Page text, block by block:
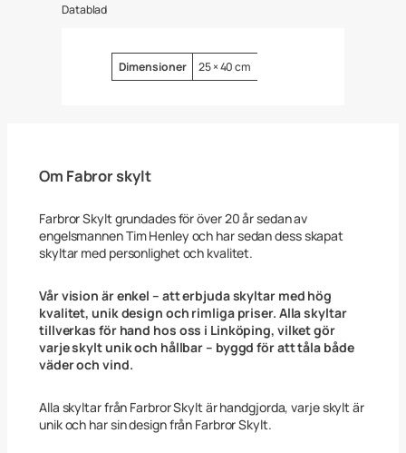
n
k
n
d
e
B
r
n
P
o
j
k
5
x
Datablad
Attribut Värde
Dimensioner 25 × 40 cm
Om Fabror skylt
Farbror Skylt grundades för över 20 år sedan av
engelsmannen Tim Henley och har sedan dess skapat
skyltar med personlighet och kvalitet.
Vår vision är enkel – att erbjuda skyltar med hög
kvalitet, unik design och rimliga priser. Alla skyltar
tillverkas för hand hos oss i Linköping, vilket gör
varje skylt unik och hållbar – byggd för att tåla både
väder och vind.
Alla skyltar från Farbror Skylt är handgjorda, varje skylt är
unik och har sin design från Farbror Skylt.